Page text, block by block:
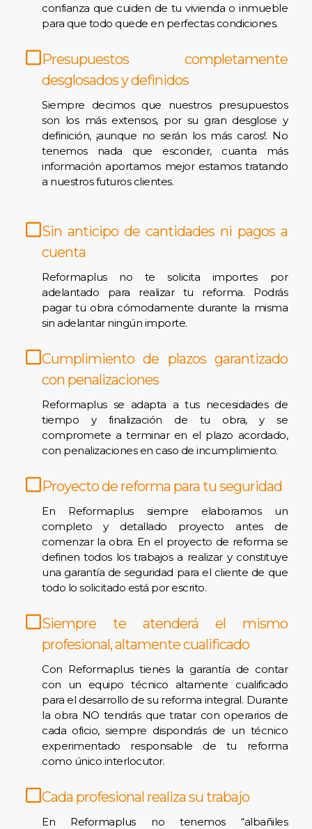
confianza que cuiden de tu vivienda o inmueble
para que todo quede en perfectas condiciones.
Presupuestos completamente
desglosados y definidos
Siempre decimos que nuestros presupuestos
son los más extensos, por su gran desglose y
definición, ¡aunque no serán los más caros!. No
tenemos nada que esconder, cuanta más
información aportamos mejor estamos tratando
a nuestros futuros clientes.
Sin anticipo de cantidades ni pagos a
cuenta
Reformaplus no te solicita importes por
adelantado para realizar tu reforma. Podrás
pagar tu obra cómodamente durante la misma
sin adelantar ningún importe.
Cumplimiento de plazos garantizado
con penalizaciones
Reformaplus se adapta a tus necesidades de
tiempo y finalización de tu obra, y se
compromete a terminar en el plazo acordado,
con penalizaciones en caso de incumplimiento.
Proyecto de reforma para tu seguridad
En Reformaplus siempre elaboramos un
completo y detallado proyecto antes de
comenzar la obra. En el proyecto de reforma se
definen todos los trabajos a realizar y constituye
una garantía de seguridad para el cliente de que
todo lo solicitado está por escrito.
Siempre te atenderá el mismo
profesional, altamente cualificado
Con Reformaplus tienes la garantía de contar
con un equipo técnico altamente cualificado
para el desarrollo de su reforma integral. Durante
la obra NO tendrás que tratar con operarios de
cada oficio, siempre dispondrás de un técnico
experimentado responsable de tu reforma
como único interlocutor.
Cada profesional realiza su trabajo
En Reformaplus no tenemos “albañiles